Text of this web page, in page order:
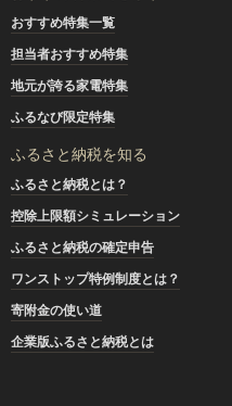
おすすめ特集一覧
担当者おすすめ特集
地元が誇る家電特集
ふるなび限定特集
ふるさと納税を知る
ふるさと納税とは？
控除上限額シミュレーション
ふるさと納税の確定申告
ワンストップ特例制度とは？
寄附金の使い道
企業版ふるさと納税とは